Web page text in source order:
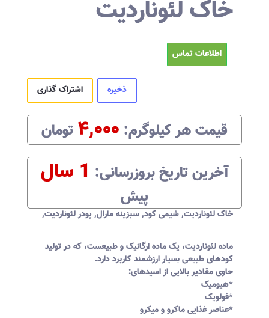
خاک لئوناردیت
اطلاعات تماس
ذخیره اشتراک گذاری
قیمت هرکیلوگرم:‌ ۴,۰۰۰ تومان
آخرین تاریخ بروزرسانی:‌ 1 سال
پیش
خاک لئوناردیت,شیمی کود,سبزینه مارال, پودر لئوناردیت,
ماده لئوناردیت، یک ماده ارگانیک و طبیعست، که در تولید
کودهای طبیعی بسیار ارزشمند کاربرد دارد.
حاوی مقادیر بالایی از اسیدهای:
*هیومیک
*فولویک
*عناصر غذایی ماکرو و میکرو